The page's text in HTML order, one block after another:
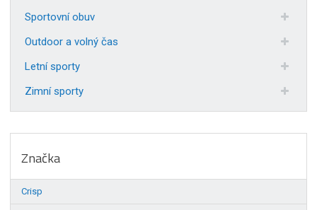
Sportovní obuv
Outdoor a volný čas
Letní sporty
Zimní sporty
Značka
Crisp